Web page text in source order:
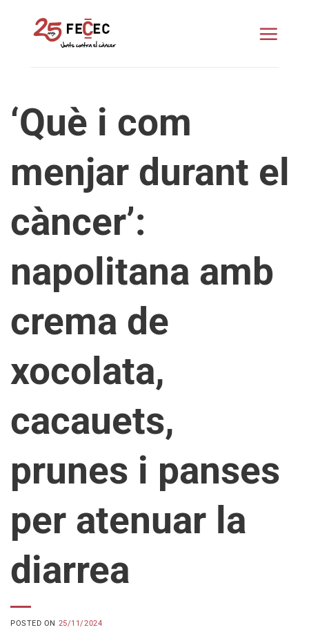
‘Què i com
menjar durant el
càncer’:
napolitana amb
crema de
xocolata,
cacauets,
prunes i panses
per atenuar la
diarrea
POSTED ON 25/11/2024